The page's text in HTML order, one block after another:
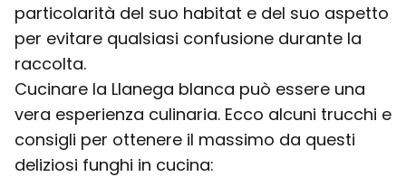
particolarità del suo habitat e del suo aspetto
per evitare qualsiasi confusione durante la
raccolta.
Cucinare la Llanega blanca può essere una
vera esperienza culinaria. Ecco alcuni trucchi e
consigli per ottenere il massimo da questi
deliziosi funghi in cucina: